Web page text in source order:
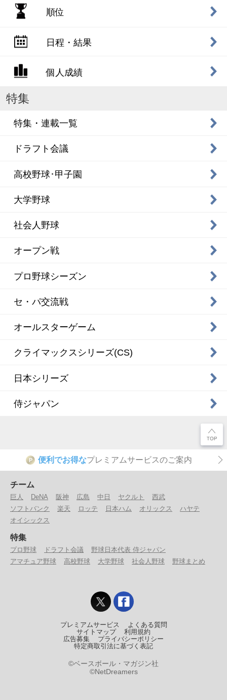
順位
日程・結果
個人成績
特集
特集・連載一覧
ドラフト会議
高校野球･甲子園
大学野球
社会人野球
オープン戦
プロ野球シーズン
セ・パ交流戦
オールスターゲーム
クライマックスシリーズ(CS)
日本シリーズ
侍ジャパン
P 便利でお得なプレミアムサービスのご案内
チーム
巨人 DeNA 阪神 広島 中日 ヤクルト
西武
ソフトバンク
楽天 ロッテ 日本ハム オリックス
ハヤテ
オイシックス
特集
プロ野球 ドラフト会議
野球日本代表 侍ジャパン
アマチュア野球
高校野球 大学野球 社会人野球 野球まとめ
プレミアムサービス
よくある質問
サイトマップ
利用規約
広告募集
プライバシーポリシー
特定商取引法に基づく表記
©ベースボール・マガジン社
©NetDreamers